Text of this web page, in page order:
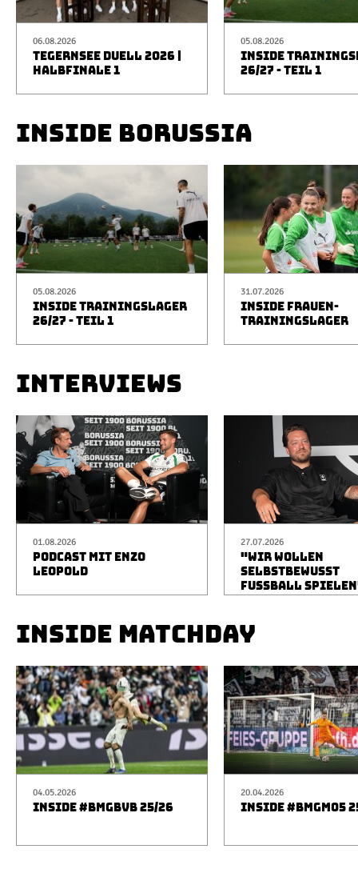
06.08.2026
TEGERNSEE DUELL 2026 |
HALBFINALE 1
05.08.2026
INSIDE
26/27 - TEIL 1
INSIDE BORUSSIA
05.08.2026
INSIDE TRAININGSLAGER
26/27 - TEIL 1
31.07.2026
INSIDE FRAUEN-
TRAININGSLAGER
INTERVIEWS
01.08.2026
PODCAST MIT ENZO
LEOPOLD
27.07.2026
"WIR WOLLEN
SELBSTBEWUSST
FUSSBALL
INSIDE MATCHDAY
04.05.2026
INSIDE #BMGBVB 25/26
20.04.2026
INSIDE #BMGM05